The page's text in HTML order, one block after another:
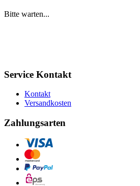
Bitte warten...
Service Kontakt
Kontakt
Versandkosten
Zahlungsarten